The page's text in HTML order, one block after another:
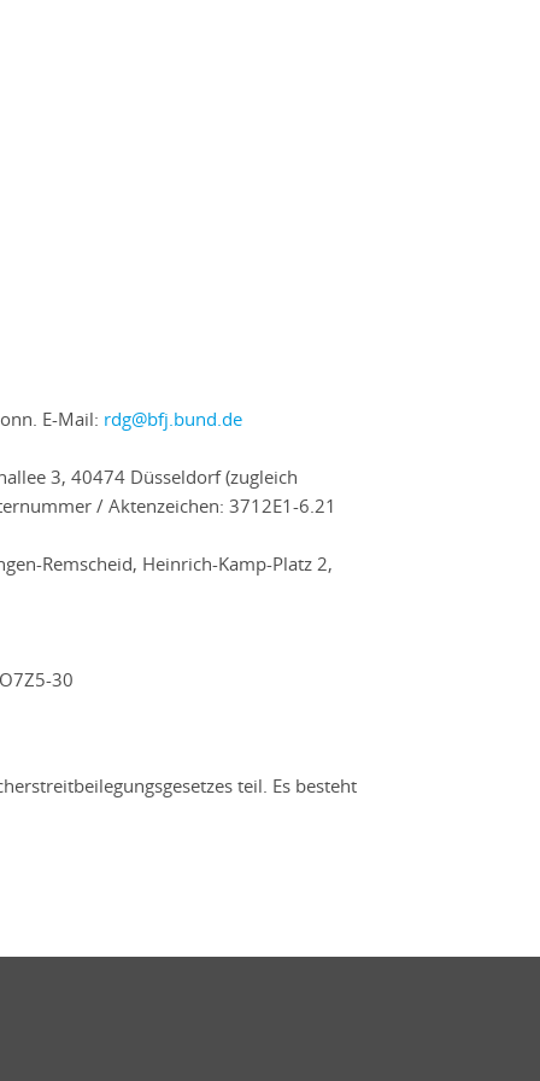
E-Mail: rdg@bfj.bund.de
3, 40474 Düsseldorf (zugleich
/ Aktenzeichen: 3712E1-6.21
Remscheid, Heinrich-Kamp-Platz 2,
30
teil. Es besteht